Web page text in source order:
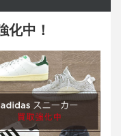
化中！